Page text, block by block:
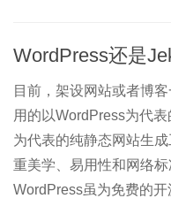
WordPress还是
目前，架设网站或者博
用的以WordPress为代
为代表的纯静态网站生
重美学、易用性和网络标
WordPress虽为免费的